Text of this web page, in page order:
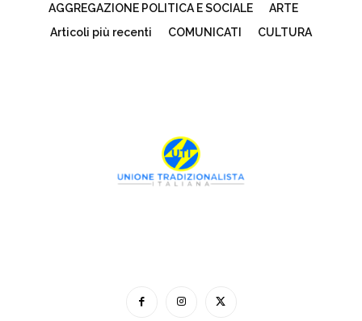
AGGREGAZIONE POLITICA E SOCIALE
ARTE
Articoli più recenti
COMUNICATI CULTURA